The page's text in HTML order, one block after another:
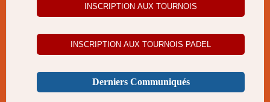
INSCRIPTION AUX TOURNOIS
INSCRIPTION AUX TOURNOIS PADEL
Derniers Communiqués